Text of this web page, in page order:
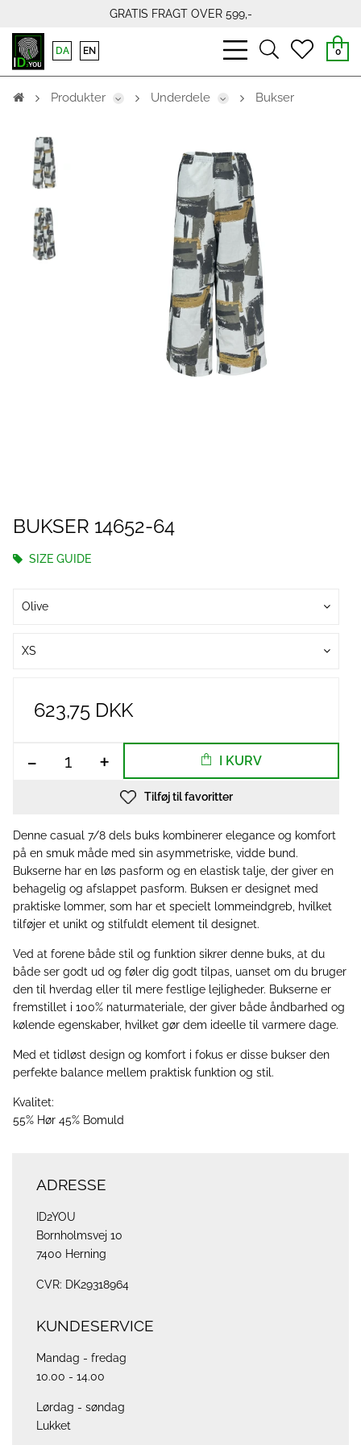
GRATIS FRAGT OVER 599,-
bars
light
searchheart
0
DA EN
Produkter Underdele Bukser
BUKSER 14652-64
SIZE GUIDE
Olive
XS
623,75 DKK
- + I KURV
Tilføj til favoritter
Denne casual 7/8 dels buks kombinerer elegance og komfort
på en smuk måde med sin asymmetriske, vidde bund.
Bukserne har en løs pasform og en elastisk talje, der giver en
behagelig og afslappet pasform. Buksen er designet med
praktiske lommer, som har et specielt lommeindgreb, hvilket
tilføjer et unikt og stilfuldt element til designet.
Ved at forene både stil og funktion sikrer denne buks, at du
både ser godt ud og føler dig godt tilpas, uanset om du bruger
den til hverdag eller til mere festlige lejligheder. Bukserne er
fremstillet i 100% naturmateriale, der giver både åndbarhed og
kølende egenskaber, hvilket gør dem ideelle til varmere dage.
Med et tidløst design og komfort i fokus er disse bukser den
perfekte balance mellem praktisk funktion og stil.
Kvalitet:
55% Hør 45% Bomuld
ADRESSE
ID2YOU
Bornholmsvej 10
7400 Herning
CVR: DK29318964
KUNDESERVICE
Mandag - fredag
10.00 - 14.00
Lørdag - søndag
Lukket